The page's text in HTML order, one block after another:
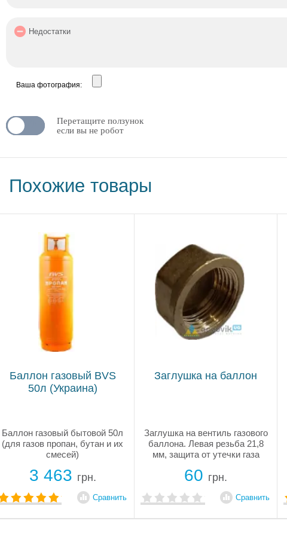
Ваша фотография:
OFF
Перетащите ползунок
если вы не робот
Похожие товары
Баллон газовый BVS
50л (Украина)
Баллон газовый бытовой 50л
(для газов пропан, бутан и их
смесей)
3 463 грн.
Сравнить
Заглушка на баллон
Заглушка на вентиль газового
баллона. Левая резьба 21,8
мм, защита от утечки газа
Покупайте по выгодной цене!
60 грн.
Сравнить